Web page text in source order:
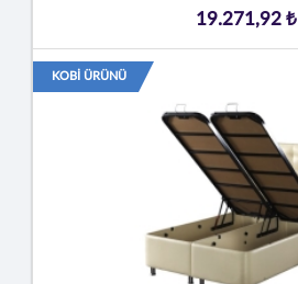
19.271,92 ₺
KOBİ ÜRÜNÜ